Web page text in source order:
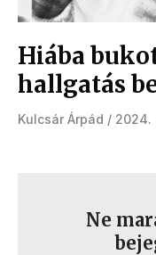
Hiába
hallgatás
Kulcsár Árpád 2024.
Ne